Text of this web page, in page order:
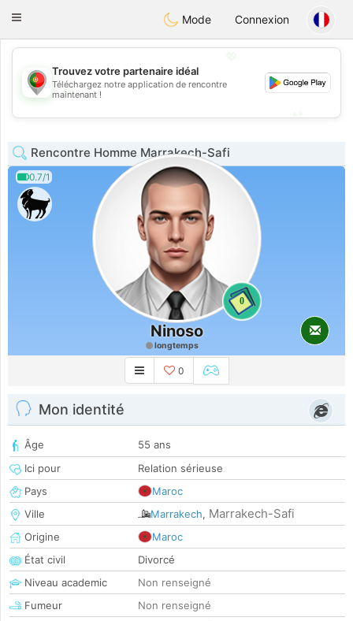
namoro Portugues
Toggle
Mode Connexion
💖
💕
Trouvez votre partenaire idéal
Téléchargez notre application de rencontre
maintenant !
Rencontre Homme Marrakech-Safi
0.7/1
0
Ninoso
longtemps
0
Mon identité
Âge
55 ans
Ici pour
Relation sérieuse
Pays
Maroc
Ville
Marrakech, Marrakech-Safi
Origine
Maroc
État civil
Divorcé
Niveau academic
Non renseigné
Fumeur
Non renseigné